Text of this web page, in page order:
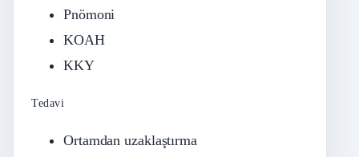
Pnömoni
KOAH
KKY
Tedavi
Ortamdan uzaklaştırma